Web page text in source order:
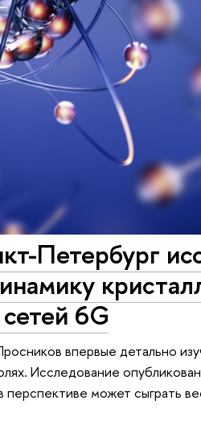
6G
впервые детально
Исследование
может сыграть